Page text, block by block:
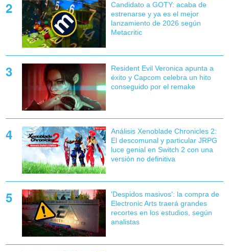
Candidato a GOTY: acaba de
estrenarse y ya es el mejor
lanzamiento de 2026 según
Metacritic
Resident Evil Veronica apunta a
éxito y Capcom celebra un hito
conseguido por el remake
Análisis Xenoblade Chronicles 2:
El descomunal y particular JRPG
luce genial en Switch 2 con una
versión no definitiva
'Despidos masivos': la compra de
Electronic Arts traerá grandes
recortes en los estudios, según
analistas